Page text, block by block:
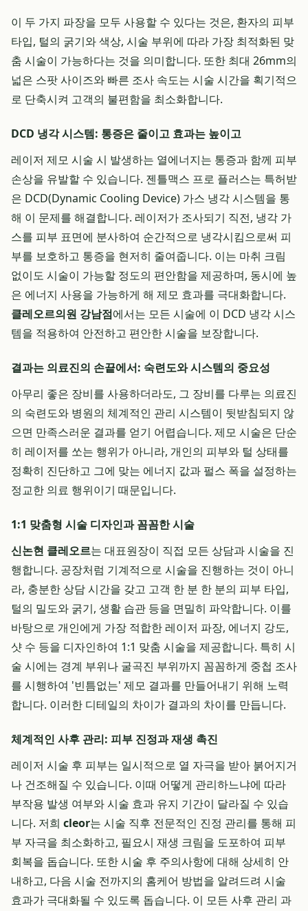
이 두 가지 파장을 모두 사용할 수 있다는 것은, 환자의 피부
타입, 털의 굵기와 색상, 시술 부위에 따라 가장 최적화된 맞
춤 시술이 가능하다는 것을 의미합니다. 또한 최대 26mm의
넓은 스팟 사이즈와 빠른 조사 속도는 시술 시간을 획기적으
로 단축시켜 고객의 불편함을 최소화합니다.
DCD 냉각 시스템: 통증은 줄이고 효과는 높이고
레이저 제모 시술 시 발생하는 열에너지는 통증과 함께 피부
손상을 유발할 수 있습니다. 젠틀맥스 프로 플러스는 특허받
은 DCD(Dynamic Cooling Device) 가스 냉각 시스템을 통
해 이 문제를 해결합니다. 레이저가 조사되기 직전, 냉각 가
스를 피부 표면에 분사하여 순간적으로 냉각시킴으로써 피
부를 보호하고 통증을 현저히 줄여줍니다. 이는 마취 크림
없이도 시술이 가능할 정도의 편안함을 제공하며, 동시에 높
은 에너지 사용을 가능하게 해 제모 효과를 극대화합니다.
클레오르의원 강남점에서는 모든 시술에 이 DCD 냉각 시스
템을 적용하여 안전하고 편안한 시술을 보장합니다.
결과는 의료진의 손끝에서: 숙련도와 시스템의 중요성
아무리 좋은 장비를 사용하더라도, 그 장비를 다루는 의료진
의 숙련도와 병원의 체계적인 관리 시스템이 뒷받침되지 않
으면 만족스러운 결과를 얻기 어렵습니다. 제모 시술은 단순
히 레이저를 쏘는 행위가 아니라, 개인의 피부와 털 상태를
정확히 진단하고 그에 맞는 에너지 값과 펄스 폭을 설정하는
정교한 의료 행위이기 때문입니다.
1:1 맞춤형 시술 디자인과 꼼꼼한 시술
신논현 클레오르는 대표원장이 직접 모든 상담과 시술을 진
행합니다. 공장처럼 기계적으로 시술을 진행하는 것이 아니
라, 충분한 상담 시간을 갖고 고객 한 분 한 분의 피부 타입,
털의 밀도와 굵기, 생활 습관 등을 면밀히 파악합니다. 이를
바탕으로 개인에게 가장 적합한 레이저 파장, 에너지 강도,
샷 수 등을 디자인하여 1:1 맞춤 시술을 제공합니다. 특히 시
술 시에는 경계 부위나 굴곡진 부위까지 꼼꼼하게 중첩 조사
를 시행하여 '빈틈없는' 제모 결과를 만들어내기 위해 노력
합니다. 이러한 디테일의 차이가 결과의 차이를 만듭니다.
체계적인 사후 관리: 피부 진정과 재생 촉진
레이저 시술 후 피부는 일시적으로 열 자극을 받아 붉어지거
나 건조해질 수 있습니다. 이때 어떻게 관리하느냐에 따라
부작용 발생 여부와 시술 효과 유지 기간이 달라질 수 있습
니다. 저희 cleor는 시술 직후 전문적인 진정 관리를 통해 피
부 자극을 최소화하고, 필요시 재생 크림을 도포하여 피부
회복을 돕습니다. 또한 시술 후 주의사항에 대해 상세히 안
내하고, 다음 시술 전까지의 홈케어 방법을 알려드려 시술
효과가 극대화될 수 있도록 돕습니다. 이 모든 사후 관리 과